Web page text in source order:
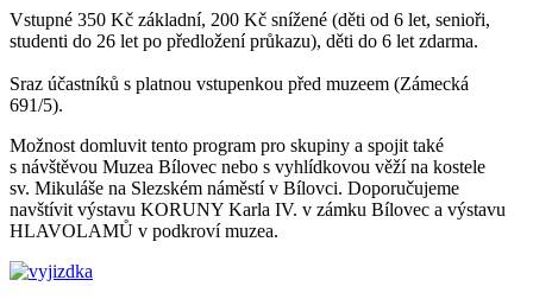
Vstupné 350 Kč základní, 200 Kč snížené (děti od 6 let, senioři,
studenti do 26 let po předložení průkazu), děti do 6 let zdarma.
Sraz účastníků s platnou vstupenkou před muzeem (Zámecká
691/5).
Možnost domluvit tento program pro skupiny a spojit také
s návštěvou Muzea Bílovec nebo s vyhlídkovou věží na kostele
sv. Mikuláše na Slezském náměstí v Bílovci. Doporučujeme
navštívit výstavu KORUNY Karla IV. v zámku Bílovec a výstavu
HLAVOLAMŮ v podkroví muzea.